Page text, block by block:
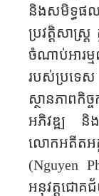
និងសមិទ្ធផ
ប្រវត្តិសាស្
ចំណាប់អារ
របស់ប្រទេស
ស្ថានភាព​កិ
អភិវឌ្ឍ និ
លោកអតីតអ
(Nguyen
អនុវត្តជោគ